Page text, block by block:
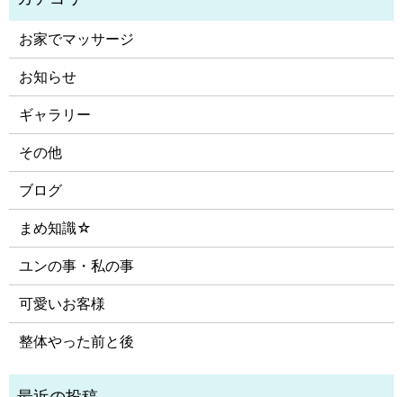
お家でマッサージ
お知らせ
ギャラリー
その他
ブログ
まめ知識☆
ユンの事・私の事
可愛いお客様
整体やった前と後